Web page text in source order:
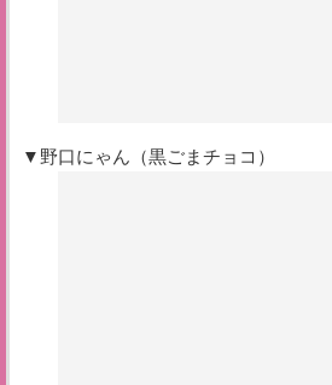
▼野口にゃん（黒ごまチョコ）